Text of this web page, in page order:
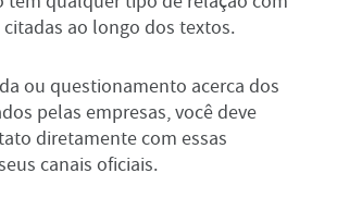
ao longo dos textos.
ou questionamento acerca dos
pelas empresas, você deve
diretamente com essas
canais oficiais.